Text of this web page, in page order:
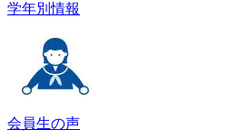
学年別情報
会員生の声